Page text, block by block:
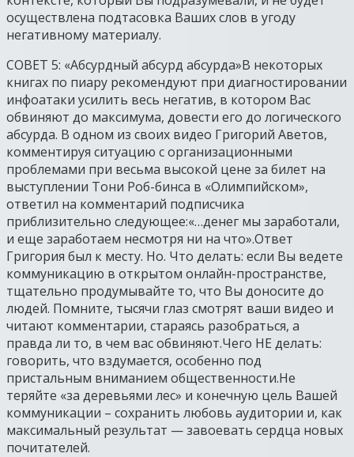
осуществлена подтасовка Ваших слов в угоду
негативному материалу.
СОВЕТ 5: «Абсурдный абсурд абсурда»В некоторых
книгах по пиару рекомендуют при диагностировании
инфоатаки усилить весь негатив, в котором Вас
обвиняют до максимума, довести его до логического
абсурда. В одном из своих видео Григорий Аветов,
комментируя ситуацию с организационными
проблемами при весьма высокой цене за билет на
выступлении Тони Роб-бинса в «Олимпийском»,
ответил на комментарий подписчика
приблизительно следующее:«…денег мы заработали,
и еще заработаем несмотря ни на что».Ответ
Григория был к месту. Но. Что делать: если Вы ведете
коммуникацию в открытом онлайн-пространстве,
тщательно продумывайте то, что Вы доносите до
людей. Помните, тысячи глаз смотрят ваши видео и
читают комментарии, стараясь разобраться, а
правда ли то, в чем вас обвиняют.Чего НЕ делать:
говорить, что вздумается, особенно под
пристальным вниманием общественности.Не
теряйте «за деревьями лес» и конечную цель Вашей
коммуникации – сохранить любовь аудитории и, как
максимальный результат — завоевать сердца новых
почитателей.